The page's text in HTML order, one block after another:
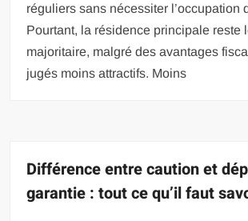
réguliers sans nécessiter l’occupation
Pourtant, la résidence principale reste
majoritaire, malgré des avantages
jugés moins attractifs. Moins
Différence entre caution et
garantie : tout ce qu’il faut